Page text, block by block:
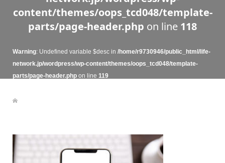
content/themes/oops_tcd048/template-
parts/page-header.php on line 118
Warning: Undefined variable $desc in /home/r9730946/public_html/life-
network.jp/wordpress/wp-content/themes/oops_tcd048/template-
parts/page-header.phpon line 119